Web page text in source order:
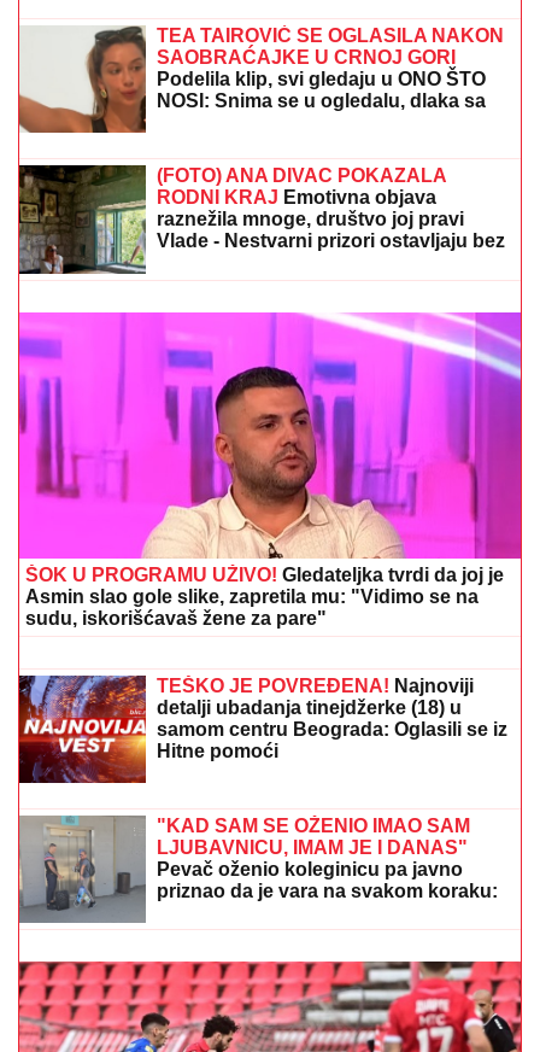
izdanju došla na aerodrom, sačekao je
crni kombi: "U papučama sam, skršiću
se" (VIDEO)
Podelila klip, svi gledaju u ONO ŠTO
NOSI: Snima se u ogledalu, dlaka sa
glave joj ne fali
DŽEJEVA NAJVEĆA LJUBAV DANAS PROSLAVLJA
Evo kako Andrijana sada izgleda: Nije u
kontaktu sa njegovim ćerkama, a jedan detalj svi
komentarišu
(FOTO) ANA DIVAC POKAZALA
RODNI KRAJEmotivna objava
raznežila mnoge, društvo joj pravi
daha: "Povratak korenima"
"Kriminalci plaču kad me vide!" Mnogi
ne znaju čime se nekadašnji voditelj
Lude kuće bavi daleko od Srbije